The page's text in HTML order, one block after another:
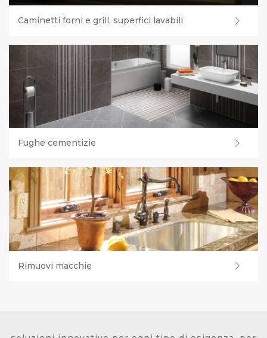
Caminetti forni e grill, superfici lavabili
Fughe cementizie
Rimuovi macchie